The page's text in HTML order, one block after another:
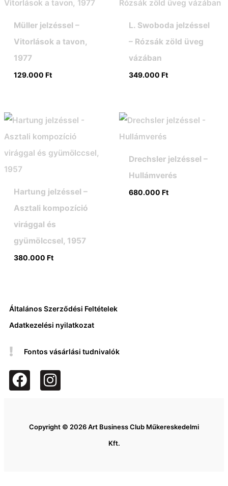
Müller jelzéssel –
Vitorlások a tavon,
1977
129.000 Ft
L. Swoboda jelzéssel
– Rózsák zöld üveg
vázában
349.000 Ft
Hartung jelzéssel –
Asztali kompozíció
virággal és
gyümölccsel, 1957
380.000 Ft
Drechsler jelzéssel –
Hullámverés
680.000 Ft
Általános Szerződési Feltételek
Adatkezelési nyilatkozat
Fontos vásárlási tudnivalók
F
a
I
n
t
a
Copyright © 2026 Art Business Club Műkereskedelmi
Kft.